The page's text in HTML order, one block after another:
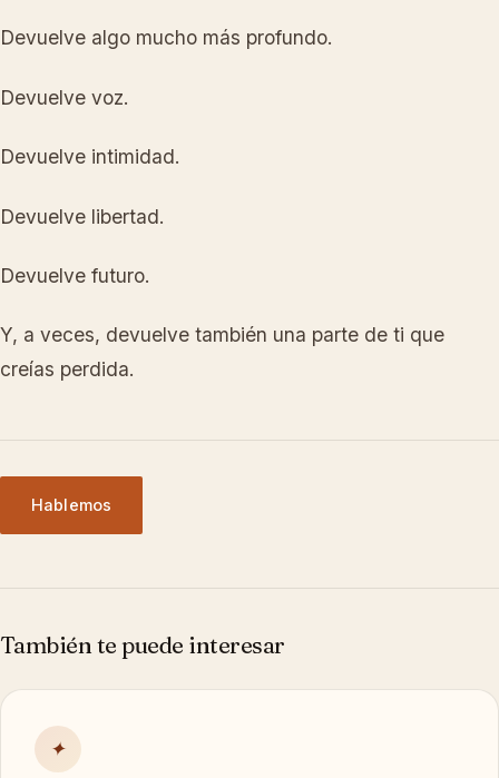
Devuelve algo mucho más profundo.
Devuelve voz.
Devuelve intimidad.
Devuelve libertad.
Devuelve futuro.
Y, a veces, devuelve también una parte de ti que
creías perdida.
Hablemos
También te puede interesar
✦